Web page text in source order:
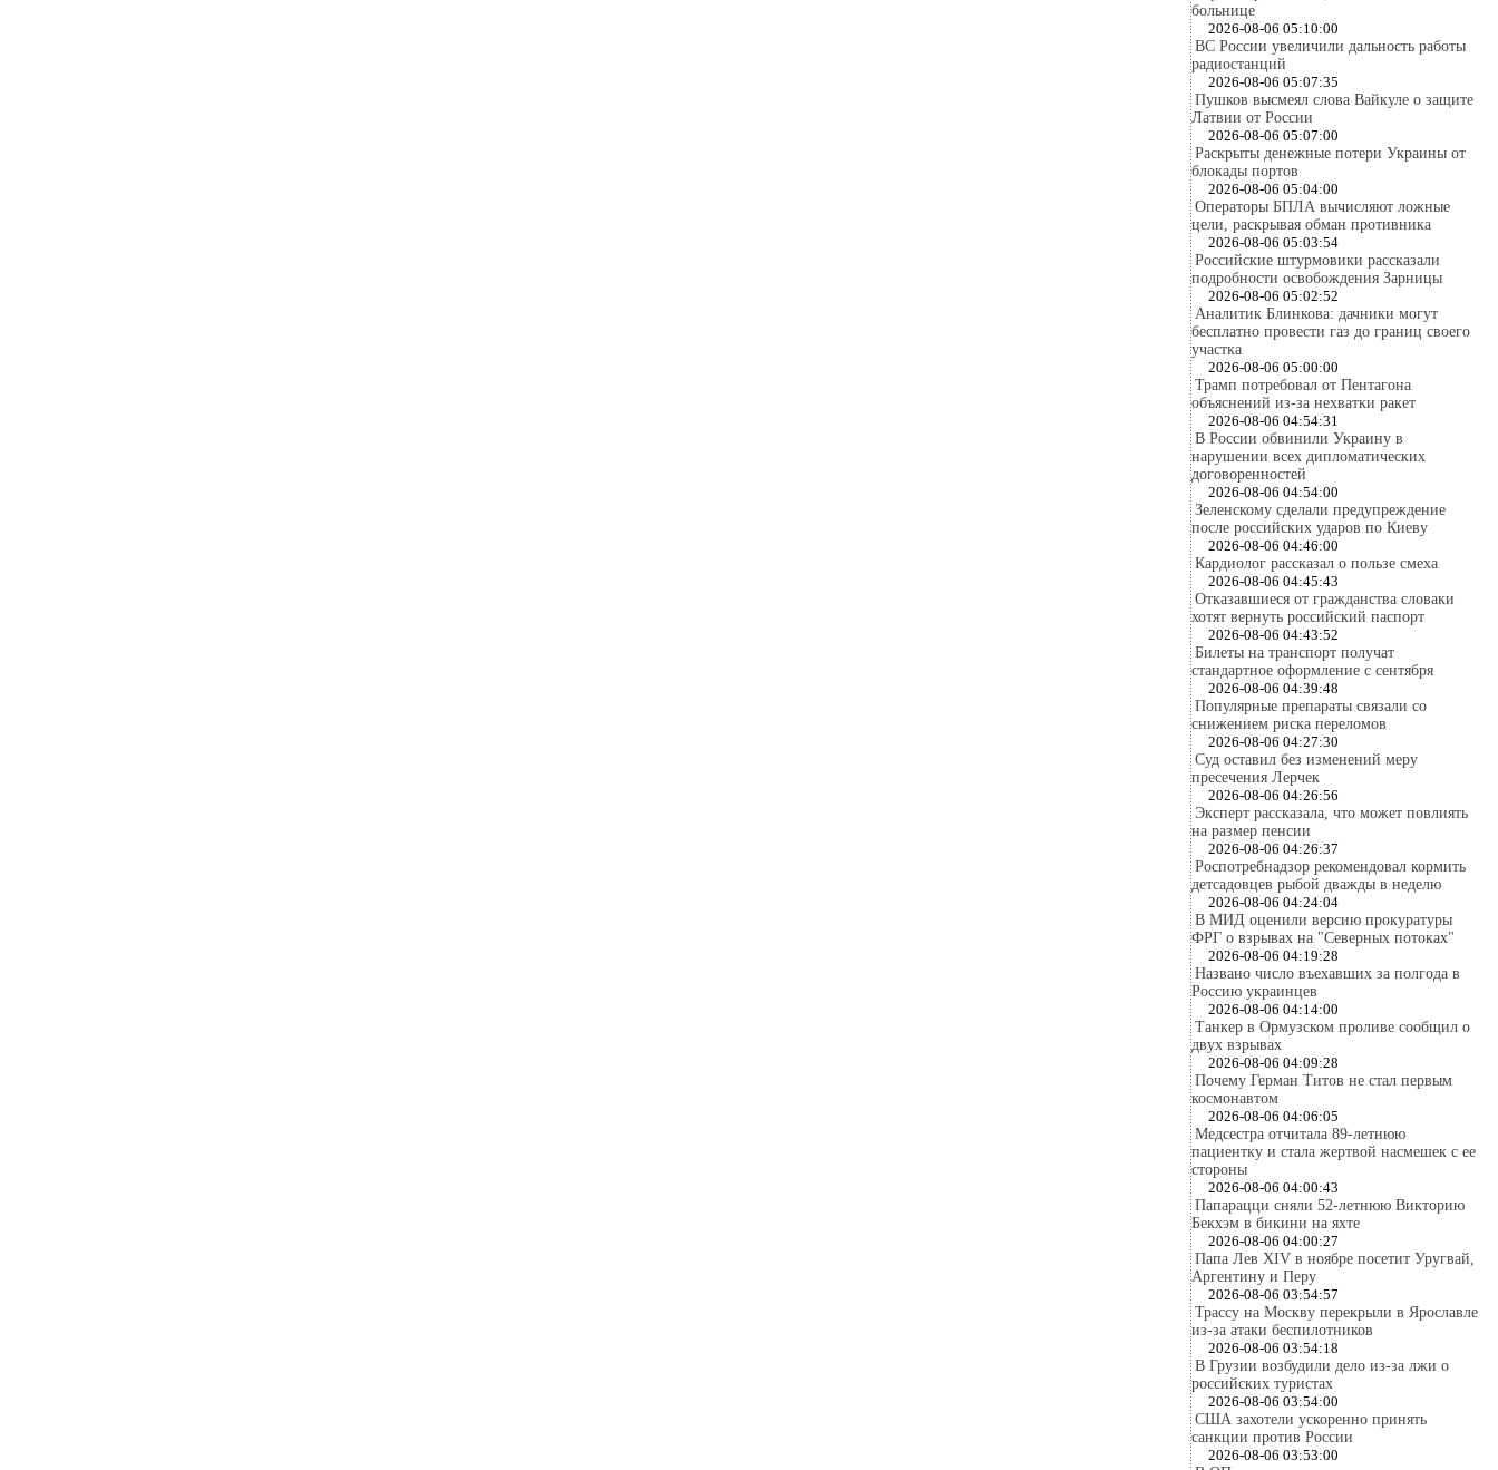
больнице
2026-08-06 05:10:00
ВС России увеличили дальность работы
радиостанций
2026-08-06 05:07:35
Пушков высмеял слова Вайкуле о защите
Латвии от России
2026-08-06 05:07:00
Раскрыты денежные потери Украины от
блокады портов
2026-08-06 05:04:00
Операторы БПЛА вычисляют ложные
цели, раскрывая обман противника
2026-08-06 05:03:54
Российские штурмовики рассказали
подробности освобождения Зарницы
2026-08-06 05:02:52
Аналитик Блинкова: дачники могут
бесплатно провести газ до границ своего
участка
2026-08-06 05:00:00
Трамп потребовал от Пентагона
объяснений из-за нехватки ракет
2026-08-06 04:54:31
В России обвинили Украину в
нарушении всех дипломатических
договоренностей
2026-08-06 04:54:00
Зеленскому сделали предупреждение
после российских ударов по Киеву
2026-08-06 04:46:00
Кардиолог рассказал о пользе смеха
2026-08-06 04:45:43
Отказавшиеся от гражданства словаки
хотят вернуть российский паспорт
2026-08-06 04:43:52
Билеты на транспорт получат
стандартное оформление с сентября
2026-08-06 04:39:48
Популярные препараты связали со
снижением риска переломов
2026-08-06 04:27:30
Суд оставил без изменений меру
пресечения Лерчек
2026-08-06 04:26:56
Эксперт рассказала, что может повлиять
на размер пенсии
2026-08-06 04:26:37
Роспотребнадзор рекомендовал кормить
детсадовцев рыбой дважды в неделю
2026-08-06 04:24:04
В МИД оценили версию прокуратуры
ФРГ о взрывах на "Северных потоках"
2026-08-06 04:19:28
Названо число въехавших за полгода в
Россию украинцев
2026-08-06 04:14:00
Танкер в Ормузском проливе сообщил о
двух взрывах
2026-08-06 04:09:28
Почему Герман Титов не стал первым
космонавтом
2026-08-06 04:06:05
Медсестра отчитала 89-летнюю
пациентку и стала жертвой насмешек с ее
стороны
2026-08-06 04:00:43
Папарацци сняли 52-летнюю Викторию
Бекхэм в бикини на яхте
2026-08-06 04:00:27
Папа Лев XIV в ноябре посетит Уругвай,
Аргентину и Перу
2026-08-06 03:54:57
Трассу на Москву перекрыли в Ярославле
из-за атаки беспилотников
2026-08-06 03:54:18
В Грузии возбудили дело из-за лжи о
российских туристах
2026-08-06 03:54:00
США захотели ускоренно принять
санкции против России
2026-08-06 03:53:00